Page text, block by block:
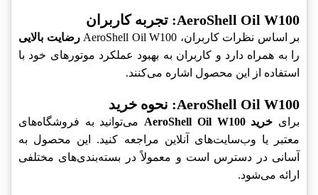
AeroShell Oil W100: تجربه کاربران
بر اساس نظرات کاربران، AeroShell Oil W100
رضایت بالایی
را به همراه دارد و کاربران به بهبود عملکرد موتورهای خود با
استفاده از این محصول اشاره می‌کنند.
AeroShell Oil W100: نحوه خرید
برای خرید AeroShell Oil W100
می‌توانید به فروشگاه‌های
معتبر یا وب‌سایت‌های آنلاین مراجعه کنید. این محصول به
آسانی در دسترس است و معمولاً در بسته‌بندی‌های مختلفی
ارائه می‌شود.